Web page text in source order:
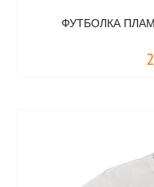
ФУТБОЛКА